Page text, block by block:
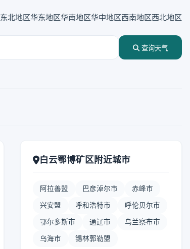
东北地区华东地区华南地区华中地区西南地区西北地区
查询天气
白云鄂博矿区附近城市
阿拉善盟 巴彦淖尔市 赤峰市
兴安盟 呼和浩特市 呼伦贝尔市
鄂尔多斯市 通辽市 乌兰察布市
乌海市 锡林郭勒盟